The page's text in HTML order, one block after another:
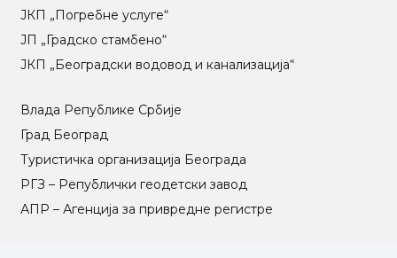
ЈКП „Погребне услуге“
ЈП „Градско стамбено“
ЈКП „Београдски водовод и канализација“
Влада Републике Србије
Град Београд
Туристичка организација Београда
РГЗ – Републички геодетски завод
АПР – Агенција за привредне регистре